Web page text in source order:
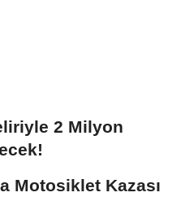
2 Milyon
Motosiklet Kazası